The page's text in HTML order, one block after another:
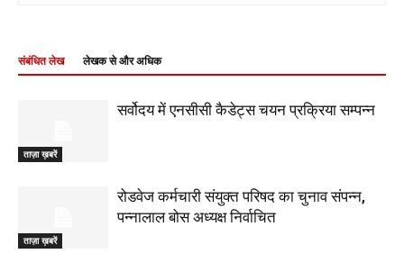
संबंधित लेख लेखक से और अधिक
ताज़ा ख़बरें
सर्वोदय में एनसीसी कैडेट्स चयन प्रक्रिया सम्पन्न
ताज़ा ख़बरें
रोडवेज कर्मचारी संयुक्त परिषद का चुनाव संपन्न,
पन्नालाल बोस अध्यक्ष निर्वाचित